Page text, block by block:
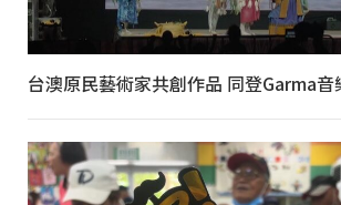
台澳原民藝術家共創作品 同登Garma音